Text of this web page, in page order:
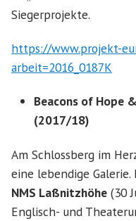
Siegerprojekte.
https://www.projekt-
arbeit=2016_0187K
Beacons of Hope
(2017/18)
Am Schlossberg im
eine lebendige Galerie.
NMS Laßnitzhöhe (30
Englisch- und